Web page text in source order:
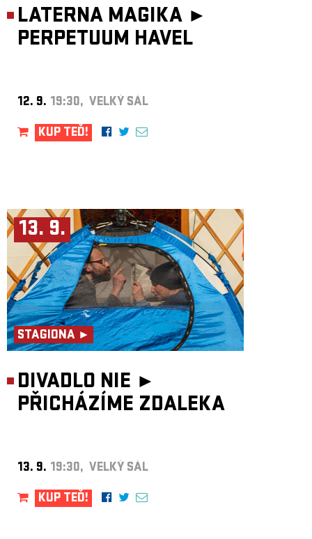
LATERNA MAGIKA ►
PERPETUUM HAVEL
12. 9. 19:30, VELKÝ SÁL
KUP TEĎ!
13. 9.
STAGIONA ►
DIVADLO NIE ►
PŘICHÁZÍME ZDALEKA
13. 9. 19:30, VELKÝ SÁL
KUP TEĎ!